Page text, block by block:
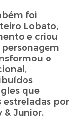
foi
Lobato,
e criou
o
que
estreladas por
& Junior.